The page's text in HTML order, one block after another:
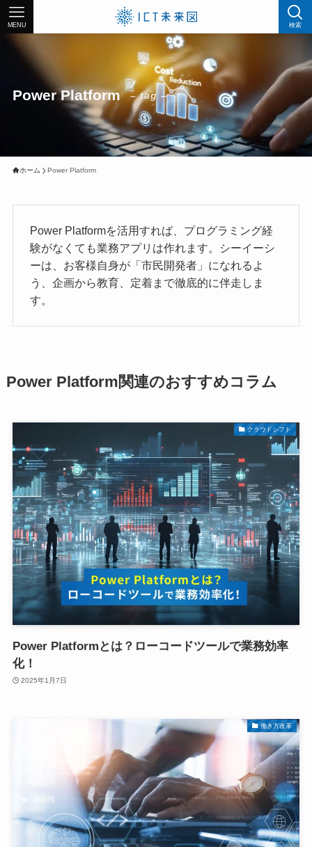
検索
MENU
Power Platform – tag –
ホーム Power Platform
Power Platformを活用すれば、プログラミング経
験がなくても業務アプリは作れます。シーイーシ
ーは、お客様自身が「市民開発者」になれるよ
う、企画から教育、定着まで徹底的に伴走しま
す。
Power Platform関連のおすすめコラム
クラウドシフト
Power Platformとは？ローコードツールで業務効率
化！
2025年1月7日
働き方改革